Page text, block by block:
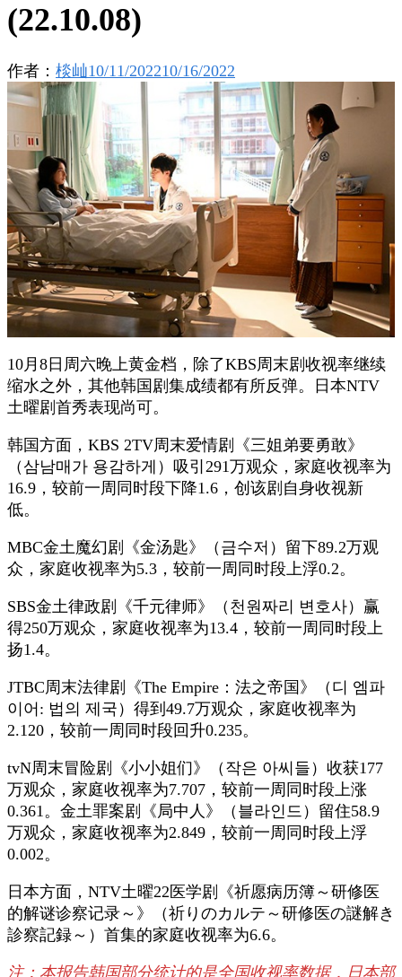
(22.10.08)
作者： 棪屾10/11/202210/16/2022
10月8日周六晚上黄金档，除了KBS周末剧收视率继续
缩水之外，其他韩国剧集成绩都有所反弹。日本NTV
土曜剧首秀表现尚可。
韩国方面，KBS 2TV周末爱情剧《三姐弟要勇敢》
（삼남매가 용감하게）吸引291万观众，家庭收视率为
16.9，较前一周同时段下降1.6，创该剧自身收视新
低。
MBC金土魔幻剧《金汤匙》（금수저）留下89.2万观
众，家庭收视率为5.3，较前一周同时段上浮0.2。
SBS金土律政剧《千元律师》（천원짜리 변호사）赢
得250万观众，家庭收视率为13.4，较前一周同时段上
扬1.4。
JTBC周末法律剧《The Empire：法之帝国》（디 엠파
이어: 법의 제국）得到49.7万观众，家庭收视率为
2.120，较前一周同时段回升0.235。
tvN周末冒险剧《小小姐们》（작은 아씨들）收获177
万观众，家庭收视率为7.707，较前一周同时段上涨
0.361。金土罪案剧《局中人》（블라인드）留住58.9
万观众，家庭收视率为2.849，较前一周同时段上浮
0.002。
日本方面，NTV土曜22医学剧《祈愿病历簿～研修医
的解谜诊察记录～》（祈りのカルテ～研修医の謎解き
診察記録～）首集的家庭收视率为6.6。
注：本报告韩国部分统计的是全国收视率数据，日本部